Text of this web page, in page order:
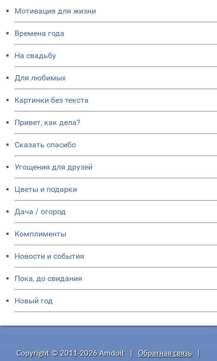
Мотивация для жизни
Времена года
На свадьбу
Для любимых
Картинки без текста
Привет, как дела?
Сказать спасибо
Угощения для друзей
Цветы и подарки
Дача / огород
Комплименты
Новости и события
Пока, до свидания
Новый год
Copyright © 2011-2026 Amdoit Обратная связь